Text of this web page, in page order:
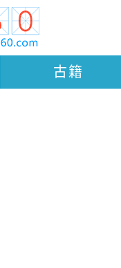
古籍